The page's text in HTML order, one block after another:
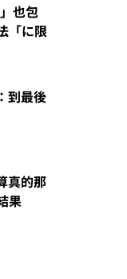
也包
「に限
到最後
真的那
果